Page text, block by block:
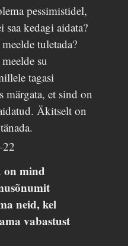
pessimistidel,
saa kedagi aidata?
tuletada?
su
tagasi
märgata, et sind on
Äkitselt on
on mind
neid, kel
vabastust